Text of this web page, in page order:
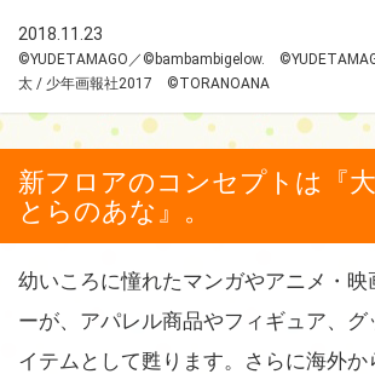
2018.11.23
©YUDETAMAGO／©bambambigelow.
太 / 少年画報社2017 ©TORANOANA
新フロアのコンセプトは『大
とらのあな』。
幼いころに憧れたマンガやアニメ・映
ーが、アパレル商品やフィギュア、グ
イテムとして甦ります。さらに海外か